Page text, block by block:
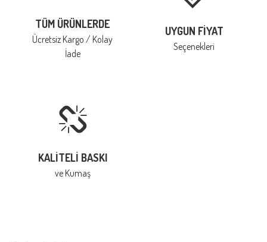
TÜM ÜRÜNLERDE
Ücretsiz Kargo / Kolay
İade
UYGUN FIYAT
Seçenekleri
KALITELI BASKI
ve Kumaş